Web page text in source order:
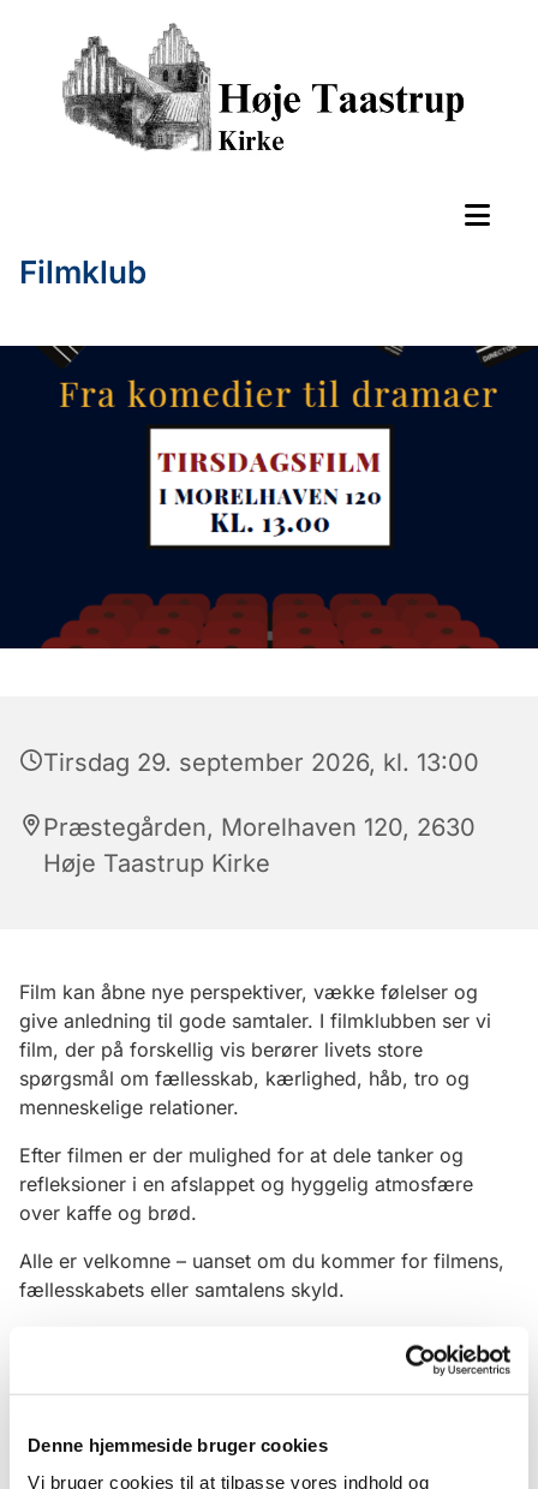
Denne hjemmeside bruger cookies
Vi bruger cookies til at tilpasse vores indhold og
Filmklub
Tirsdag 29. september 2026, kl. 13:00
Præstegården, Morelhaven 120, 2630
Høje Taastrup Kirke
Film kan åbne nye perspektiver, vække følelser og
give anledning til gode samtaler. I filmklubben ser vi
film, der på forskellig vis berører livets store
spørgsmål om fællesskab, kærlighed, håb, tro og
menneskelige relationer.
Efter filmen er der mulighed for at dele tanker og
refleksioner i en afslappet og hyggelig atmosfære
over kaffe og brød.
Alle er velkomne – uanset om du kommer for filmens,
fællesskabets eller samtalens skyld.